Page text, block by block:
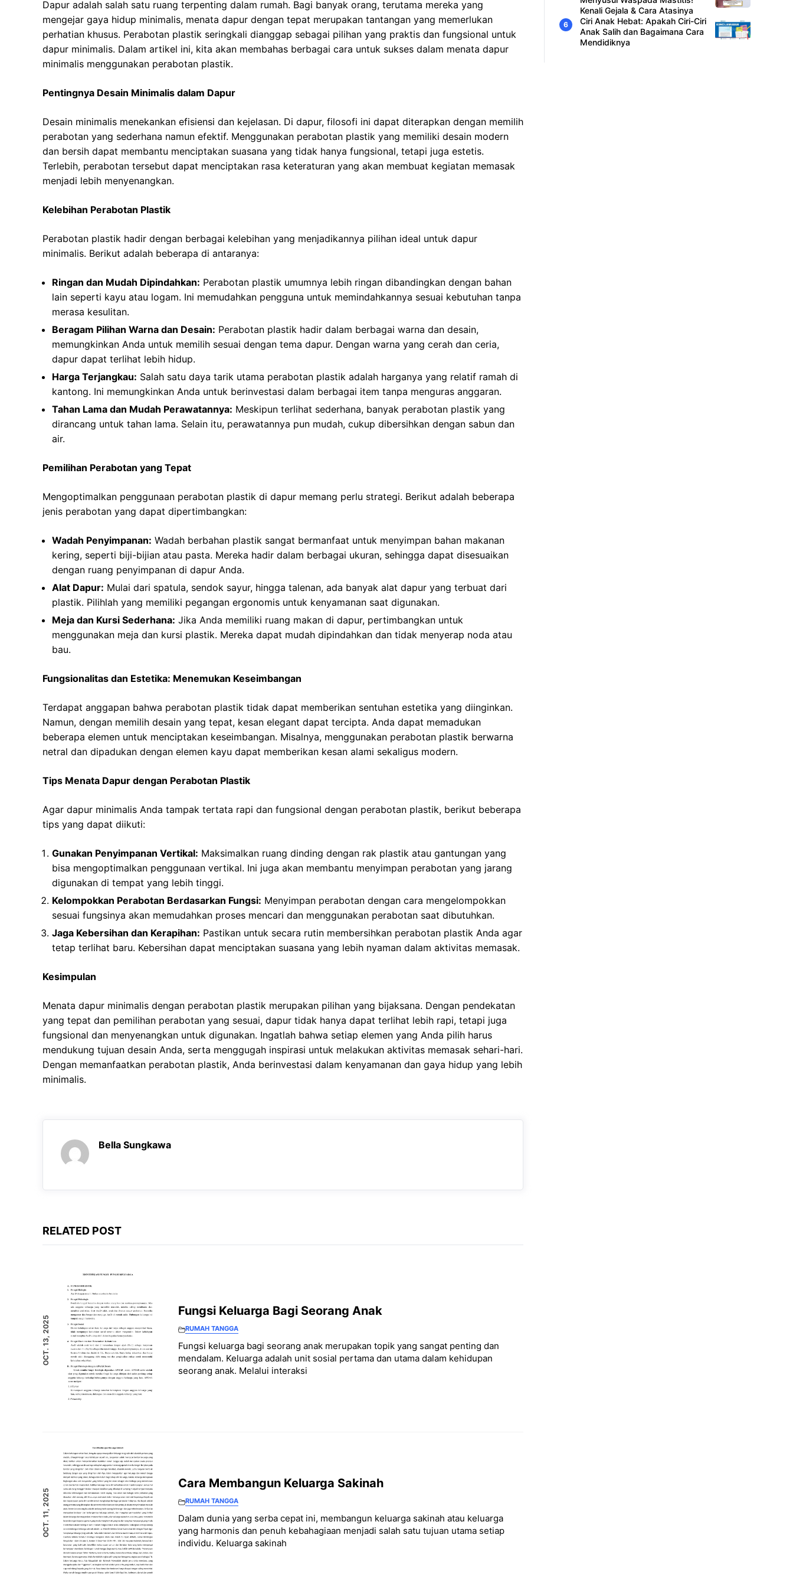
Dapur adalah salah satu ruang terpenting dalam rumah. Bagi banyak orang, terutama mereka yang
mengejar gaya hidup minimalis, menata dapur dengan tepat merupakan tantangan yang memerlukan
perhatian khusus. Perabotan plastik seringkali dianggap sebagai pilihan yang praktis dan fungsional untuk
dapur minimalis. Dalam artikel ini, kita akan membahas berbagai cara untuk sukses dalam menata dapur
minimalis menggunakan perabotan plastik.
Pentingnya Desain Minimalis dalam Dapur
Desain minimalis menekankan efisiensi dan kejelasan. Di dapur, filosofi ini dapat diterapkan dengan memilih
perabotan yang sederhana namun efektif. Menggunakan perabotan plastik yang memiliki desain modern
dan bersih dapat membantu menciptakan suasana yang tidak hanya fungsional, tetapi juga estetis.
Terlebih, perabotan tersebut dapat menciptakan rasa keteraturan yang akan membuat kegiatan memasak
menjadi lebih menyenangkan.
Kelebihan Perabotan Plastik
Perabotan plastik hadir dengan berbagai kelebihan yang menjadikannya pilihan ideal untuk dapur
minimalis. Berikut adalah beberapa di antaranya:
Ringan dan Mudah Dipindahkan: Perabotan plastik umumnya lebih ringan dibandingkan dengan bahan
lain seperti kayu atau logam. Ini memudahkan pengguna untuk memindahkannya sesuai kebutuhan tanpa
merasa kesulitan.
Beragam Pilihan Warna dan Desain: Perabotan plastik hadir dalam berbagai warna dan desain,
memungkinkan Anda untuk memilih sesuai dengan tema dapur. Dengan warna yang cerah dan ceria,
dapur dapat terlihat lebih hidup.
Harga Terjangkau: Salah satu daya tarik utama perabotan plastik adalah harganya yang relatif ramah di
kantong. Ini memungkinkan Anda untuk berinvestasi dalam berbagai item tanpa menguras anggaran.
Tahan Lama dan Mudah Perawatannya: Meskipun terlihat sederhana, banyak perabotan plastik yang
dirancang untuk tahan lama. Selain itu, perawatannya pun mudah, cukup dibersihkan dengan sabun dan
air.
Pemilihan Perabotan yang Tepat
Mengoptimalkan penggunaan perabotan plastik di dapur memang perlu strategi. Berikut adalah beberapa
jenis perabotan yang dapat dipertimbangkan:
Wadah Penyimpanan: Wadah berbahan plastik sangat bermanfaat untuk menyimpan bahan makanan
kering, seperti biji-bijian atau pasta. Mereka hadir dalam berbagai ukuran, sehingga dapat disesuaikan
dengan ruang penyimpanan di dapur Anda.
Alat Dapur: Mulai dari spatula, sendok sayur, hingga talenan, ada banyak alat dapur yang terbuat dari
plastik. Pilihlah yang memiliki pegangan ergonomis untuk kenyamanan saat digunakan.
Meja dan Kursi Sederhana: Jika Anda memiliki ruang makan di dapur, pertimbangkan untuk
menggunakan meja dan kursi plastik. Mereka dapat mudah dipindahkan dan tidak menyerap noda atau
bau.
Fungsionalitas dan Estetika: Menemukan Keseimbangan
Terdapat anggapan bahwa perabotan plastik tidak dapat memberikan sentuhan estetika yang diinginkan.
Namun, dengan memilih desain yang tepat, kesan elegant dapat tercipta. Anda dapat memadukan
beberapa elemen untuk menciptakan keseimbangan. Misalnya, menggunakan perabotan plastik berwarna
netral dan dipadukan dengan elemen kayu dapat memberikan kesan alami sekaligus modern.
Tips Menata Dapur dengan Perabotan Plastik
Agar dapur minimalis Anda tampak tertata rapi dan fungsional dengan perabotan plastik, berikut beberapa
tips yang dapat diikuti:
Gunakan Penyimpanan Vertikal: Maksimalkan ruang dinding dengan rak plastik atau gantungan yang
bisa mengoptimalkan penggunaan vertikal. Ini juga akan membantu menyimpan perabotan yang jarang
digunakan di tempat yang lebih tinggi.
Kelompokkan Perabotan Berdasarkan Fungsi: Menyimpan perabotan dengan cara mengelompokkan
sesuai fungsinya akan memudahkan proses mencari dan menggunakan perabotan saat dibutuhkan.
Jaga Kebersihan dan Kerapihan: Pastikan untuk secara rutin membersihkan perabotan plastik Anda agar
tetap terlihat baru. Kebersihan dapat menciptakan suasana yang lebih nyaman dalam aktivitas memasak.
Kesimpulan
Menata dapur minimalis dengan perabotan plastik merupakan pilihan yang bijaksana. Dengan pendekatan
yang tepat dan pemilihan perabotan yang sesuai, dapur tidak hanya dapat terlihat lebih rapi, tetapi juga
fungsional dan menyenangkan untuk digunakan. Ingatlah bahwa setiap elemen yang Anda pilih harus
mendukung tujuan desain Anda, serta menggugah inspirasi untuk melakukan aktivitas memasak sehari-hari.
Dengan memanfaatkan perabotan plastik, Anda berinvestasi dalam kenyamanan dan gaya hidup yang lebih
minimalis.
Bella Sungkawa
RELATED POST
OCT. 13, 2025
Fungsi Keluarga Bagi Seorang Anak
RUMAH TANGGA
Fungsi keluarga bagi seorang anak merupakan topik yang sangat penting dan
mendalam. Keluarga adalah unit sosial pertama dan utama dalam kehidupan
seorang anak. Melalui interaksi
OCT. 11, 2025
Cara Membangun Keluarga Sakinah
RUMAH TANGGA
Dalam dunia yang serba cepat ini, membangun keluarga sakinah atau keluarga
yang harmonis dan penuh kebahagiaan menjadi salah satu tujuan utama setiap
individu. Keluarga sakinah
Kenali Gejala & Cara Atasinya
Ciri Anak Hebat: Apakah Ciri-Ciri
Anak Salih dan Bagaimana Cara
Mendidiknya